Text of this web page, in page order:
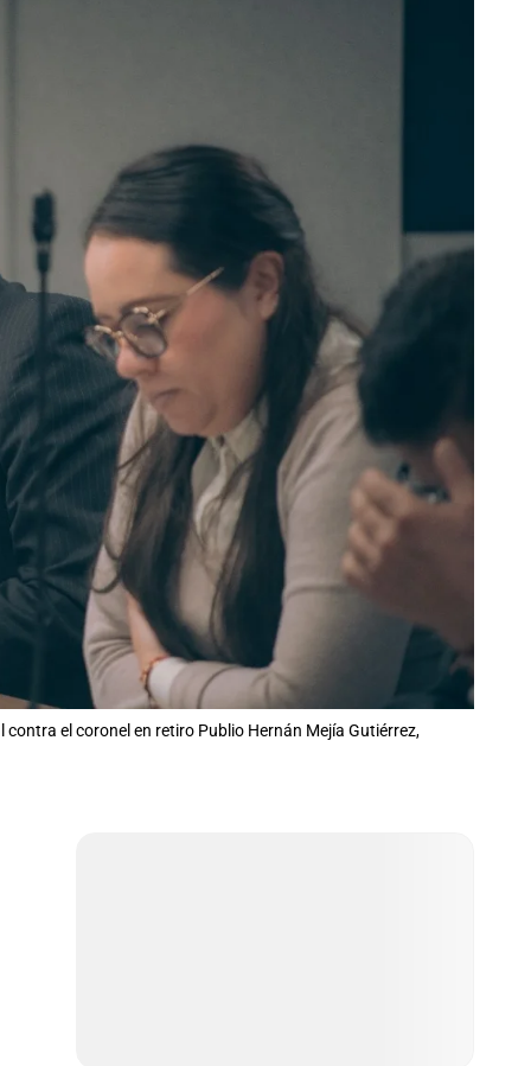
el coronel en retiro Publio Hernán Mejía Gutiérrez,